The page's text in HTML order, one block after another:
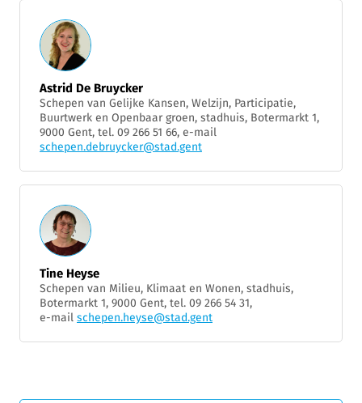
Astrid De Bruycker
Schepen van Gelijke Kansen, Welzijn, Participatie,
Buurtwerk en Openbaar groen, stadhuis, Botermarkt 1,
9000 Gent, tel. 09 266 51 66, e-mail
schepen.debruycker@stad.gent
Tine Heyse
Schepen van Milieu, Klimaat en Wonen, stadhuis,
Botermarkt 1, 9000 Gent, tel. 09 266 54 31,
e-mail schepen.heyse@stad.gent